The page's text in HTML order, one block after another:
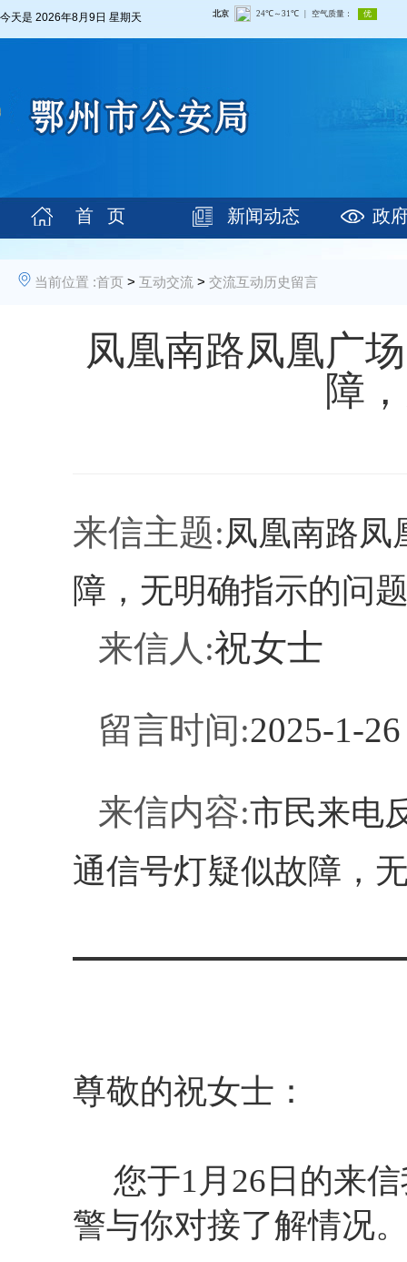
今天是 2026年8月9日 星期天
首 页 新闻动态 政
当前位置 :首页 > 互动交流 > 交流互动历史留言
凤凰南路凤凰广
障
来信主题:凤凰南路凤
障，无明确指示的问
来信人 :祝女士
留言时间:2025-1-26
来信内容:市民来电
通信号灯疑似故障，
尊敬的祝女士：
您于1月26日的来信
警与你对接了解情况